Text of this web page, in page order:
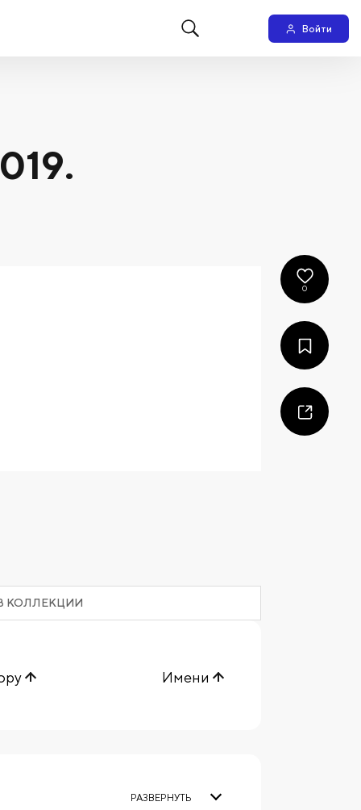
Войти
КОЛЛЕКЦИИ
РАЗВЕРНУТЬ
Имени
0